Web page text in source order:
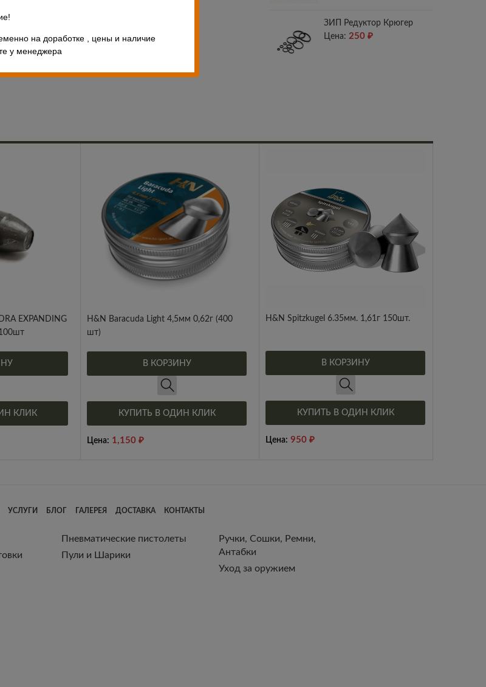
ЗИП Редуктор Крюгер
Цена: 250 ₽
EXPANDING
КЛИК
H&N Baracuda Light 4,5мм 0,62г (400
шт)
В КОРЗИНУ
КУПИТЬ В ОДИН КЛИК
Цена: 1,150 ₽
H&N Spitzkugel 6.35мм. 1,61г 150шт.
В КОРЗИНУ
КУПИТЬ В ОДИН КЛИК
Цена: 950 ₽
УСЛУГИ БЛОГ ГАЛЕРЕЯ ДОСТАВКА КОНТАКТЫ
Пневматические пистолеты
Пули и Шарики
Ручки, Сошки, Ремни,
Антабки
Уход за оружием
на доработке , цены и наличие
у менеджера